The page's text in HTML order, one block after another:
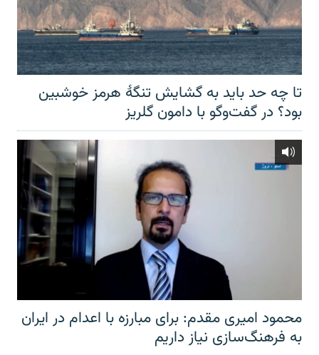
تا چه حد باید به گشایش تنگهٔ هرمز خوشبین
بود؟ در گفت‌وگو با دامون گلریز
محمود امیری مقدم: برای مبارزه با اعدام در ایران
به فرهنگ‌سازی نیاز داریم